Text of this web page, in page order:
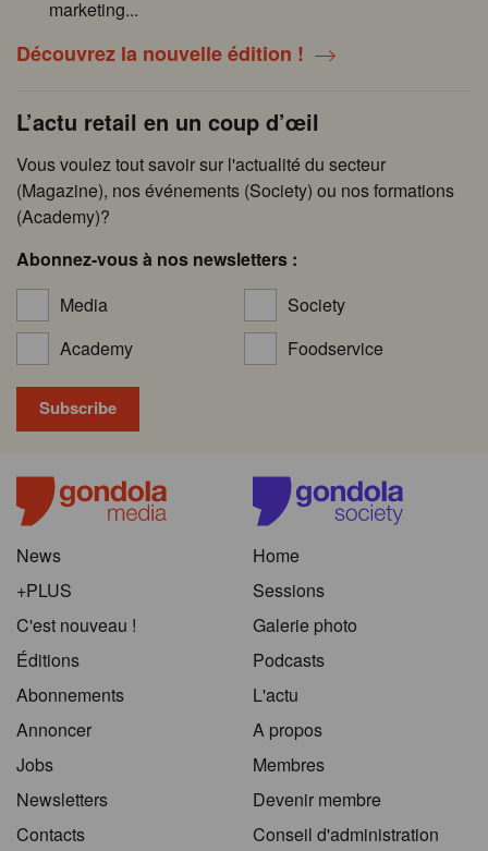
marketing...
Découvrez la nouvelle édition !
L’actu retail en un coup d’œil
Vous voulez tout savoir sur l'actualité du secteur
(Magazine), nos événements (Society) ou nos formations
(Academy)?
Abonnez-vous à nos newsletters :
Media
Society
Academy
Foodservice
News
+PLUS
C'est nouveau !
Éditions
Abonnements
Annoncer
Jobs
Newsletters
Contacts
Home
Sessions
Galerie photo
Podcasts
L'actu
A propos
Membres
Devenir membre
Conseil d'administration